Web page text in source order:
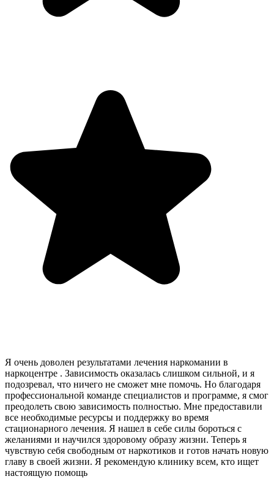
Я очень доволен результатами лечения наркомании в
наркоцентре . Зависимость оказалась слишком сильной, и я
подозревал, что ничего не сможет мне помочь. Но благодаря
профессиональной команде специалистов и программе, я смог
преодолеть свою зависимость полностью. Мне предоставили
все необходимые ресурсы и поддержку во время
стационарного лечения. Я нашел в себе силы бороться с
желаниями и научился здоровому образу жизни. Теперь я
чувствую себя свободным от наркотиков и готов начать новую
главу в своей жизни. Я рекомендую клинику всем, кто ищет
настоящую помощь